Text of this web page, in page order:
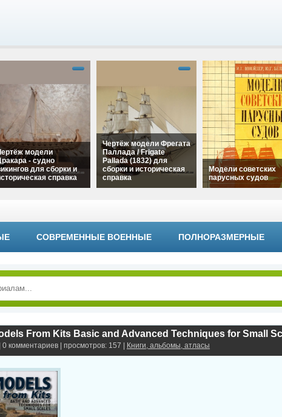
модели
- судно
для сборки и
справка
Frigate Pallada (1832)
для сборки и
историческая справка"
width="320"
Чертёж модели Фрегата
Паллада / Frigate
Pallada (1832) для
сборки и историческая
справка
парусных судов"
width="320"
Модели советских
парусных судов
СОВРЕМЕННЫЕ ВОЕННЫЕ ПОЛНОРАЗМЕРНЫЕ
From Kits Basic and Advanced Techniques for Small
| 0 комментариев | просмотров: 157 | Книги, альбомы, атласы